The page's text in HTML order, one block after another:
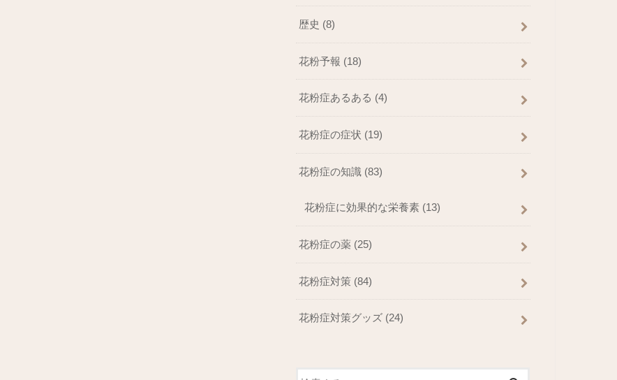
歴史 (8)
花粉予報 (18)
花粉症あるある (4)
花粉症の症状 (19)
花粉症の知識 (83)
花粉症に効果的な栄養素 (13)
花粉症の薬 (25)
花粉症対策 (84)
花粉症対策グッズ (24)